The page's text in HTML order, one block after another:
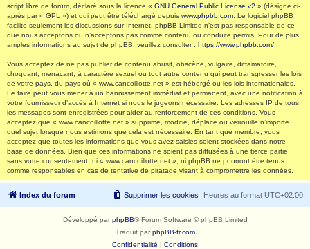
script libre de forum, déclaré sous la licence « GNU General Public License v2 » (désigné ci-
après par « GPL ») et qui peut être téléchargé depuis www.phpbb.com . Le logiciel phpBB
facilite seulement les discussions sur Internet. phpBB Limited n’est pas responsable de ce
que nous acceptons ou n’acceptons pas comme contenu ou conduite permis. Pour de plus
amples informations au sujet de phpBB, veuillez consulter : https://www.phpbb.com/
Vous acceptez de ne pas publier de contenu abusif, obscène, vulgaire, diffamatoire,
choquant, menaçant, à caractère sexuel ou tout autre contenu qui peut transgresser les lois
de votre pays, du pays où « www.cancoillotte.net » est hébergé ou les lois internationales.
Le faire peut vous mener à un bannissement immédiat et permanent, avec une notification à
votre fournisseur d’accès à Internet si nous le jugeons nécessaire. Les adresses IP de tous
les messages sont enregistrées pour aider au renforcement de ces conditions. Vous
acceptez que « www.cancoillotte.net » supprime, modifie, déplace ou verrouille n’importe
quel sujet lorsque nous estimons que cela est nécessaire. En tant que membre, vous
acceptez que toutes les informations que vous avez saisies soient stockées dans notre
base de données. Bien que ces informations ne soient pas diffusées à une tierce partie
sans votre consentement, ni « www.cancoillotte.net », ni phpBB ne pourront être tenus
comme responsables en cas de tentative de piratage visant à compromettre les données.
Index du forum Heures au format UTC+02:00
Supprimer les cookies
Développé parphpBB® Forum Software © phpBB Limited
Traduit parphpBB-fr.com
Confidentialité | Conditions